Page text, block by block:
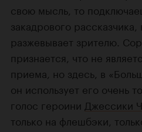
свою мысль, то
закадрового
разжевывает зрителю.
признается, что не
приема, но здесь, в
он использует его очень
голос героини Джессики
только на флешбэки,